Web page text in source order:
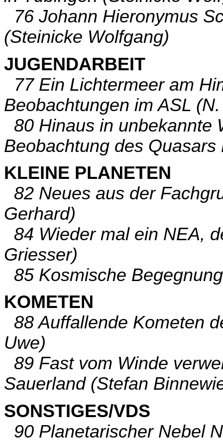
76 Johann Hieronymus
(Steinicke Wolfgang)
JUGENDARBEIT
77 Ein Lichtermeer am
Beobachtungen im ASL
80 Hinaus in unbekannte
Beobachtung des
KLEINE PLANETEN
82 Neues aus der
Gerhard)
84 Wieder mal ein NEA,
Griesser)
85 Kosmische
KOMETEN
88 Auffallende Kometen
Uwe)
89 Fast vom Winde
Sauerland (Stefan
SONSTIGES/VDS
90 Planetarischer Nebel